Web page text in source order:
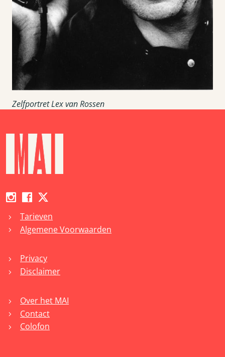
Zelfportret Lex van Rossen
chevron_right Tarieven
chevron_right Algemene Voorwaarden
chevron_right Privacy
chevron_right Disclaimer
chevron_right Over het MAI
chevron_right Contact
chevron_right Colofon